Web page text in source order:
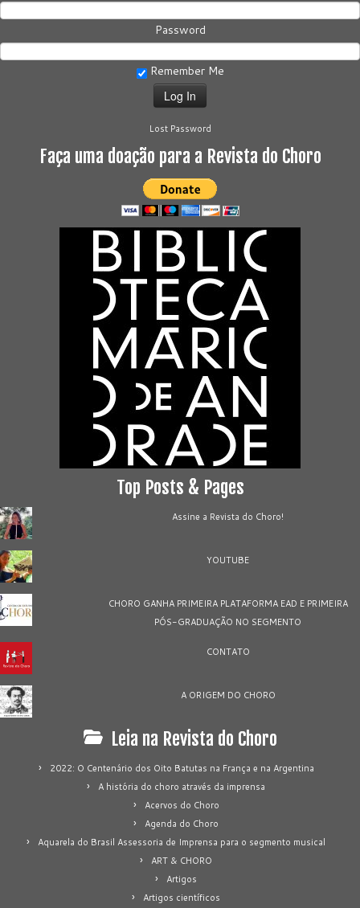
Password
Remember Me
Lost Password
Faça uma doação para a Revista do Choro
Top Posts & Pages
Assine a Revista do Choro!
YOUTUBE
CHORO GANHA PRIMEIRA PLATAFORMA EAD E PRIMEIRA
PÓS-GRADUAÇÃO NO SEGMENTO
CONTATO
A ORIGEM DO CHORO
Leia na Revista do Choro
2022: O Centenário dos Oito Batutas na França e na Argentina
A história do choro através da imprensa
Acervos do Choro
Agenda do Choro
Aquarela do Brasil Assessoria de Imprensa para o segmento musical
ART & CHORO
Artigos
Artigos científicos